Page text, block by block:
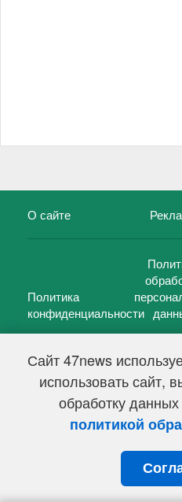
Сайт 47news
использовать сайт,
обработку данных
политикой
О сайте
Политика
конфиденциальности
47 новостей (47 news)2005 —
Свидетельство о регистрации
Федеральной службой по надзору
информационных технологий и